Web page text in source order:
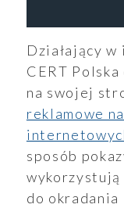
Działający
CERT
na swojej
reklamowe
sposób
wykorzystują
do okradania